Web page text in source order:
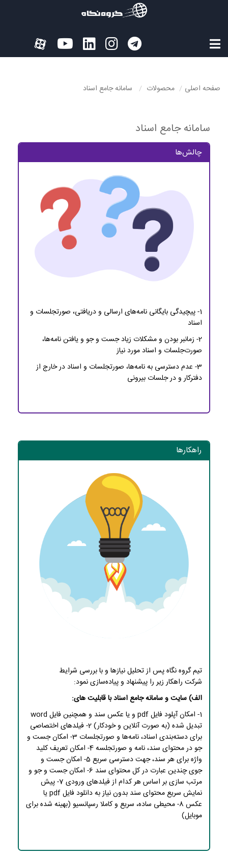
صفحه اصلی محصولات سامانه جامع اسناد
سامانه جامع اسناد
چالش‌ها
1- پیچیدگی بایگانی نامه‌های ارسالی و دریافتی، صورتجلسات و
اسناد
2- زمانبر بودن و مشکلات زیاد جست و جو و یافتن نامه‌ها،
صورت‌جلسات و اسناد مورد نیاز
3- عدم دسترسی به نامه‌ها، صورتجلسات و اسناد در خارج از
دفترکار و در جلسات بیرونی
راهکارها
تیم گروه نگاه پس از تحلیل نیازها و با بررسی شرایط
شرکت راهکار زیر را پیشنهاد و پیاده‌سازی نمود:
الف) سایت و سامانه جامع اسناد با قابلیت های:
1- امکان آپلود فایل pdf و یا عکس سند و همچنین فایل word
تبدیل شده (به صورت آنلاین و خودکار) 2- فیلدهای اختصاصی
برای دسته‌بندی اسناد، نامه‌ها و صورتجلسات 3- امکان جست و
جو در محتوای سند، نامه و صورتجلسه 4- امکان تعریف کلید
واژه برای هر سند، جهت دسترسی سریع 5- امکان جست و
جوی چندین عبارت در کل محتوای سند 6- امکان جست و جو و
مرتب سازی بر اساس هر کدام از فیلدهای ورودی 7- پیش
نمایش سریع محتوای سند بدون نیاز به دانلود فایل pdf یا
عکس 8- محیطی ساده، سریع و کاملا رسپانسیو (بهینه شده برای
موبایل)